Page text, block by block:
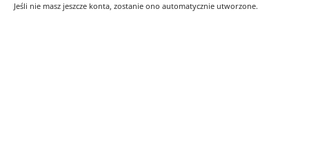
Jeśli nie masz jeszcze konta, zostanie ono automatycznie utworzone.